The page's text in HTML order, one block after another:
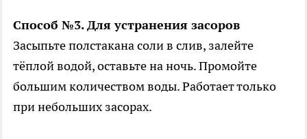
Способ №3. Для устранения засоров
Засыпьте полстакана соли в слив, залейте
тёплой водой, оставьте на ночь. Промойте
большим количеством воды. Работает только
при небольших засорах.